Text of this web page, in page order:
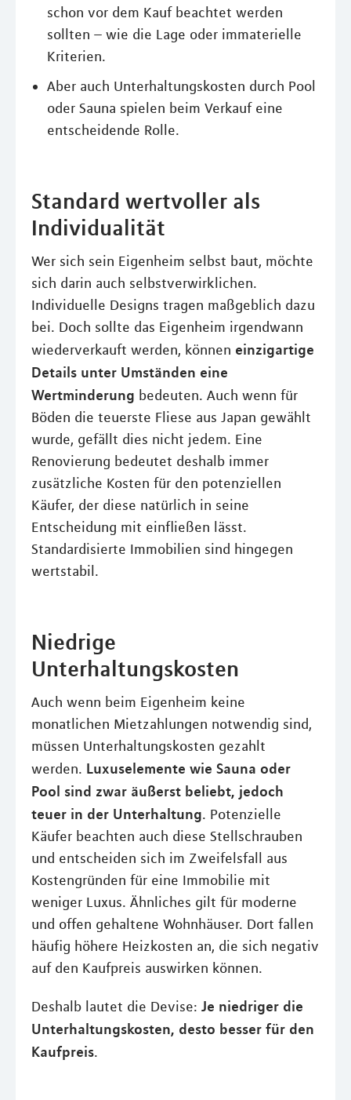
schon vor dem Kauf beachtet werden
sollten – wie die Lage oder immaterielle
Kriterien.
Aber auch Unterhaltungskosten durch Pool
oder Sauna spielen beim Verkauf eine
entscheidende Rolle.
Standard wertvoller als
Individualität
Wer sich sein Eigenheim selbst baut, möchte
sich darin auch selbstverwirklichen.
Individuelle Designs tragen maßgeblich dazu
bei. Doch sollte das Eigenheim irgendwann
wiederverkauft werden, können einzigartige
Details unter Umständen eine
Wertminderung bedeuten. Auch wenn für
Böden die teuerste Fliese aus Japan gewählt
wurde, gefällt dies nicht jedem. Eine
Renovierung bedeutet deshalb immer
zusätzliche Kosten für den potenziellen
Käufer, der diese natürlich in seine
Entscheidung mit einfließen lässt.
Standardisierte Immobilien sind hingegen
wertstabil.
Niedrige
Unterhaltungskosten
Auch wenn beim Eigenheim keine
monatlichen Mietzahlungen notwendig sind,
müssen Unterhaltungskosten gezahlt
werden. Luxuselemente wie Sauna oder
Pool sind zwar äußerst beliebt, jedoch
teuer in der Unterhaltung. Potenzielle
Käufer beachten auch diese Stellschrauben
und entscheiden sich im Zweifelsfall aus
Kostengründen für eine Immobilie mit
weniger Luxus. Ähnliches gilt für moderne
und offen gehaltene Wohnhäuser. Dort fallen
häufig höhere Heizkosten an, die sich negativ
auf den Kaufpreis auswirken können.
Deshalb lautet die Devise: Je niedriger die
Unterhaltungskosten, desto besser für den
Kaufpreis.